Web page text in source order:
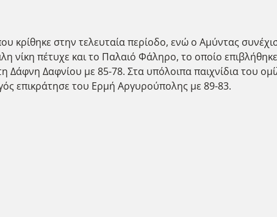
κρίθηκε στην τελευταία περίοδο, ενώ ο Αμύντας
πέτυχε και το Παλαιό Φάληρο, το οποίο
Δάφνη Δαφνίου με 85-78. Στα υπόλοιπα παιχνίδια του
επικράτησε του Ερμή Αργυρούπολης με 89-83.